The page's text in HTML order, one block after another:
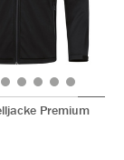
Premium